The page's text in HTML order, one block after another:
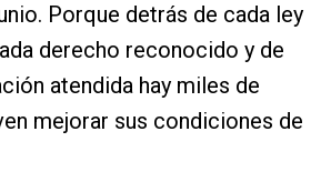
Porque detrás de cada ley
derecho reconocido y de
atendida hay miles de
mejorar sus condiciones de